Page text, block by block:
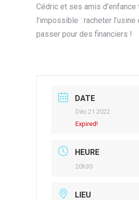
Cédric et ses amis d’enfance
l’impossible : racheter
passer pour des financiers !
DATE
Déc 21 2022
Expired!
HEURE
20h30
LIEU